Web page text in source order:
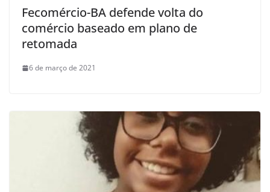
Fecomércio-BA defende volta do
comércio baseado em plano de
retomada
6 de março de 2021